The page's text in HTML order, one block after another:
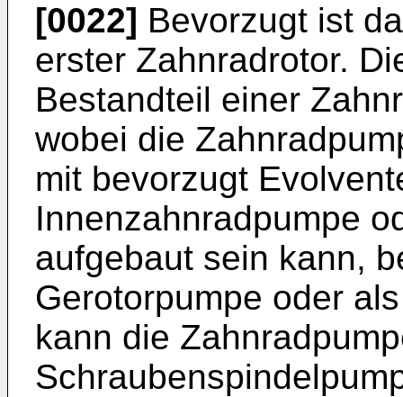
[0022] Bevorzugt ist
erster Zahnradrotor.
Bestandteil einer
wobei die
mit bevorzugt
Innenzahnradpumpe
aufgebaut sein kann,
Gerotorpumpe oder
kann die